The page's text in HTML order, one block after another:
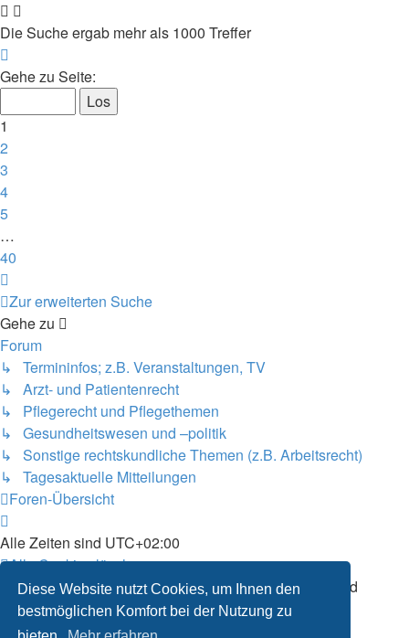
Diese Website nutzt Cookies, um Ihnen den
bestmöglichen Komfort bei der Nutzung zu
Die Suche ergab mehr als 1000 Treffer
1
40
Gehe zu Seite:
1
2
3
4
5
…
40
Zur erweiterten Suche
Gehe zu
Forum
↳ Termininfos; z.B. Veranstaltungen, TV
↳ Arzt- und Patientenrecht
↳ Pflegerecht und Pflegethemen
↳ Gesundheitswesen und –politik
↳ Sonstige rechtskundliche Themen (z.B. Arbeitsrecht)
↳ Tagesaktuelle Mitteilungen
Foren-Übersicht
Alle Zeiten sind UTC+02:00
Alle Cookies löschen
Powered byphpBB® Forum Software © phpBB Limited
Deutsche Übersetzung durch phpBB.de
Datenschutz|Nutzungsbedingungen